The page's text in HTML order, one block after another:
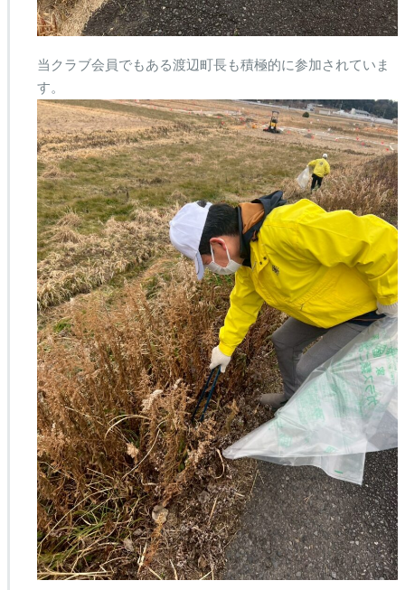
当クラブ会員でもある渡辺町長も積極的に参加されていま
す。